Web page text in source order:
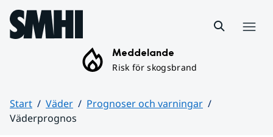
Hoppa till sidans innehåll
Meddelande
Risk för skogsbrand
Start Väder
Prognoser och varningar
Väderprognos